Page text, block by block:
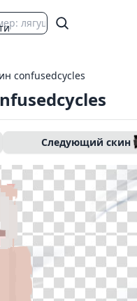
confusedcycles
Следующий скин